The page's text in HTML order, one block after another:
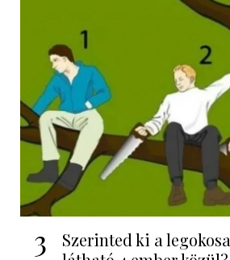
3
Szerinted ki a